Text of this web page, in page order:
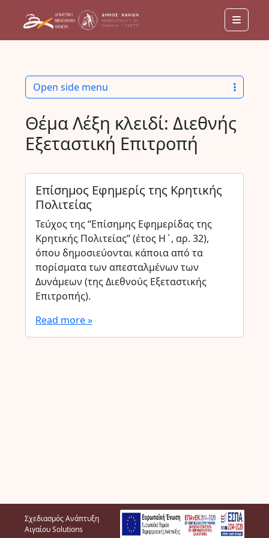
Menu
Θέμα Λέξη κλειδί: Διεθνής
Εξεταστική Επιτροπή
Επίσημος Εφημερίς της Κρητικής
Πολιτείας
Τεύχος της “Επίσημης Εφημερίδας της
Κρητικής Πολιτείας” (έτος Η΄, αρ. 32),
όπου δημοσιεύονται κάποια από τα
πορίσματα των απεσταλμένων των
Δυνάμεων (της Διεθνούς Εξεταστικής
Επιτροπής).
Read more »
Open side menu
Σχεδιασμός Ανάπτυξη
Αιγαίου Solutions